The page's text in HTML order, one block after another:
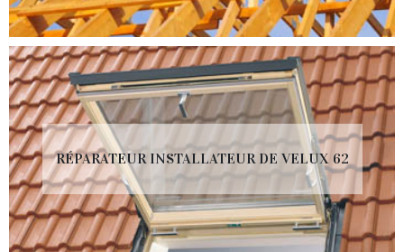
RÉPARATEUR INSTALLATEUR DE VELUX 62